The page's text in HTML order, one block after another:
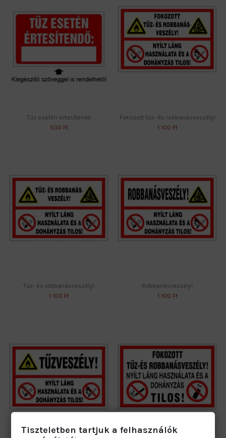
Tűz esetén értesítendő
500 Ft
Fokozott tűz- és robbanásveszély!
1 100 Ft
Tűz- és robbanásveszély!
1 100 Ft
Robbanásveszély!
1 100 Ft
Tiszteletben tartjuk a felhasználók